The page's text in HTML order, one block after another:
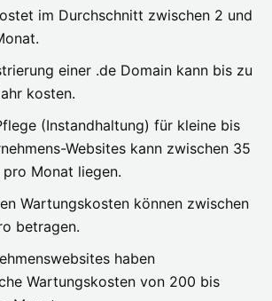
im Durchschnitt zwischen 2 und
einer .de Domain kann bis zu
kosten.
(Instandhaltung) für kleine bis
Websites kann zwischen 35
Monat liegen.
Wartungskosten können zwischen
betragen.
haben
Wartungskosten von 200 bis